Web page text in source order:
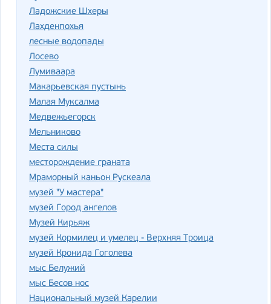
Ладожские Шхеры
Лахденпохья
лесные водопады
Лосево
Лумиваара
Макарьевская пустынь
Малая Муксалма
Медвежьегорск
Мельниково
Места силы
месторождение граната
Мраморный каньон Рускеала
музей "У мастера"
музей Город ангелов
Музей Кирьяж
музей Кормилец и умелец - Верхняя Троица
музей Кронида Гоголева
мыс Белужий
мыс Бесов нос
Национальный музей Карелии